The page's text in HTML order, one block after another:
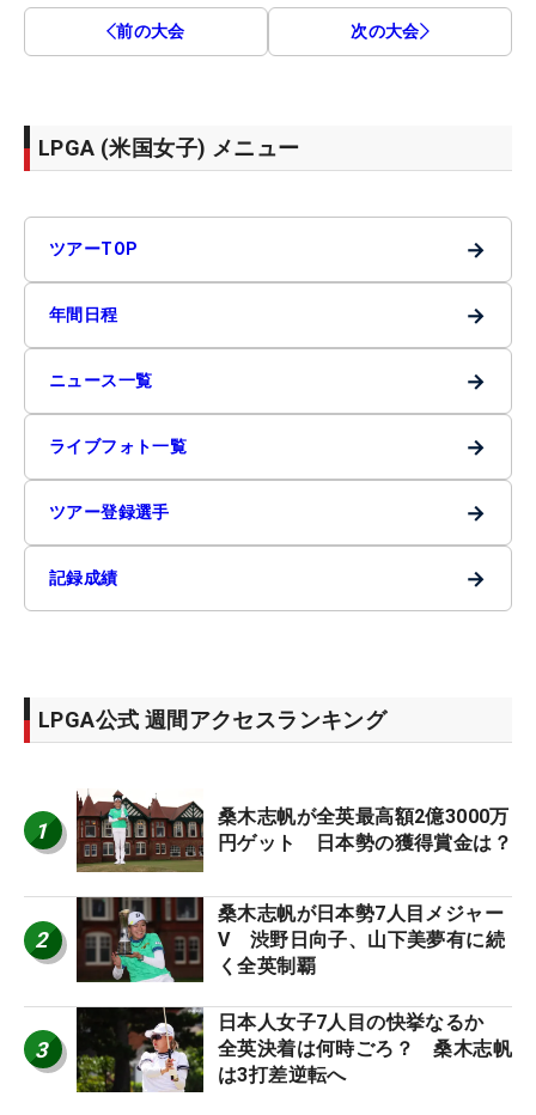
前の大会 次の大会
LPGA (米国女子) メニュー
ツアーTOP →
年間日程 →
ニュース一覧 →
ライブフォト一覧 →
ツアー登録選手 →
記録成績 →
LPGA公式 週間アクセスランキング
1
桑木志帆が全英最高額2億3000万
円ゲット 日本勢の獲得賞金は？
2
桑木志帆が日本勢7人目メジャー
V 渋野日向子、山下美夢有に続
く全英制覇
3
日本人女子7人目の快挙なるか
全英決着は何時ごろ？ 桑木志帆
は3打差逆転へ